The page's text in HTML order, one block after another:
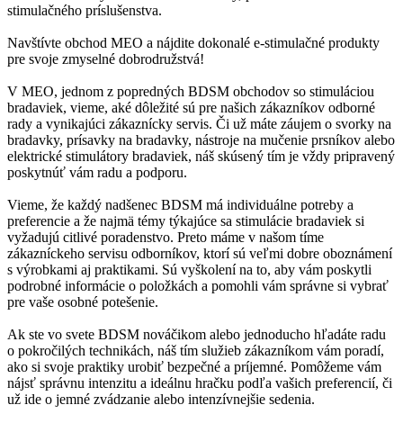
stimulačného príslušenstva.
Navštívte obchod MEO a nájdite dokonalé e-stimulačné produkty
pre svoje zmyselné dobrodružstvá!
V MEO, jednom z popredných BDSM obchodov so stimuláciou
bradaviek, vieme, aké dôležité sú pre našich zákazníkov odborné
rady a vynikajúci zákaznícky servis. Či už máte záujem o svorky na
bradavky, prísavky na bradavky, nástroje na mučenie prsníkov alebo
elektrické stimulátory bradaviek, náš skúsený tím je vždy pripravený
poskytnúť vám radu a podporu.
Vieme, že každý nadšenec BDSM má individuálne potreby a
preferencie a že najmä témy týkajúce sa stimulácie bradaviek si
vyžadujú citlivé poradenstvo. Preto máme v našom tíme
zákazníckeho servisu odborníkov, ktorí sú veľmi dobre oboznámení
s výrobkami aj praktikami. Sú vyškolení na to, aby vám poskytli
podrobné informácie o položkách a pomohli vám správne si vybrať
pre vaše osobné potešenie.
Ak ste vo svete BDSM nováčikom alebo jednoducho hľadáte radu
o pokročilých technikách, náš tím služieb zákazníkom vám poradí,
ako si svoje praktiky urobiť bezpečné a príjemné. Pomôžeme vám
nájsť správnu intenzitu a ideálnu hračku podľa vašich preferencií, či
už ide o jemné zvádzanie alebo intenzívnejšie sedenia.